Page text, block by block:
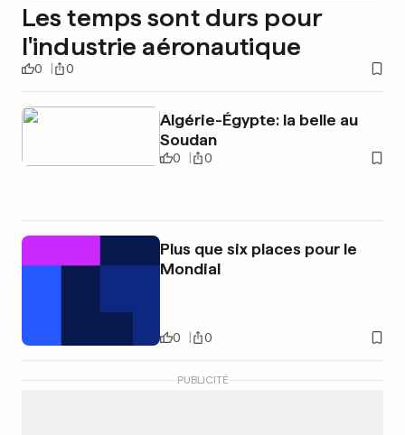
Les temps sont durs pour
l'industrie aéronautique
0 0
Algérie-Égypte: la belle au
Soudan
0 0
Plus que six places pour le
Mondial
0 0
PUBLICITÉ